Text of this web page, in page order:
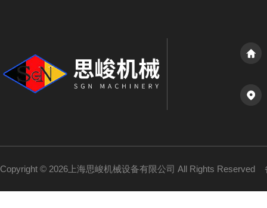
Copyright © 2026上海思峻机械设备有限公司 All Rights Reserved